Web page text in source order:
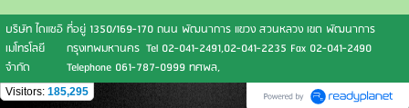
บริษัท ไดแซอิ
เมโทรโลยี
จำกัด
ที่อยู่ 1350/169-170 ถนน พัฒนาการ แขวง สวนหลวง เขต พัฒนาการ
กรุงเทพมหานคร Tel 02-041-2491,02-041-2235 Fax 02-041-2490
Telephone 061-787-0999 ทศพล,
Visitors: 185,295